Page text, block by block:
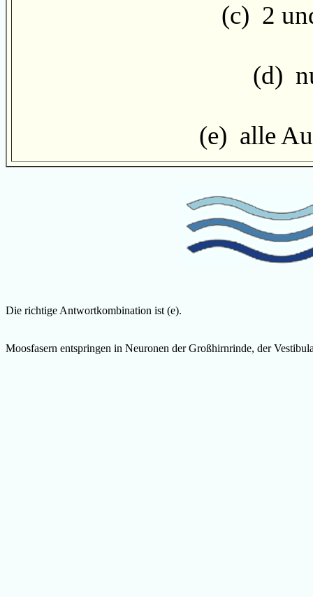
(c) 2
(d)
(e) alle
Die richtige Antwortkombination ist (e).
Moosfasern entspringen in Neuronen der Großhirnrinde, der